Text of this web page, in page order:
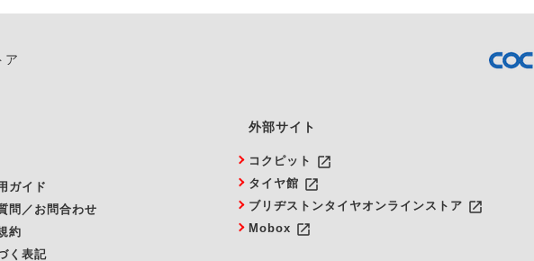
ア
ガイド
問／お問合わせ
約
く表記
外部サイト
コクピット launch
タイヤ館 launch
ブリヂストンタイヤオンラインストア launch
Mobox launch